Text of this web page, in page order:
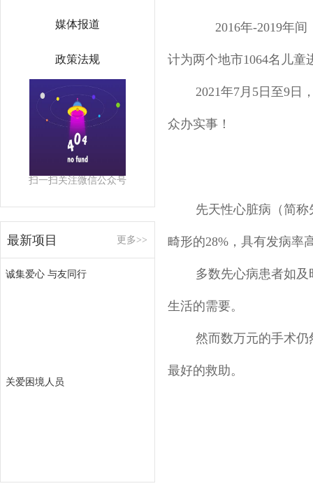
媒体报道
政策法规
扫一扫关注微信公众号
最新项目 更多>>
诚集爱心 与友同行
关爱困境人员
2016年-2019年间
计为两个地市1064名儿童
2021年7月5日至9日
众办实事！
先天性心脏病（简
畸形的28%，具有发病率
多数先心病患者如
生活的需要。
然而数万元的手术
最好的救助。